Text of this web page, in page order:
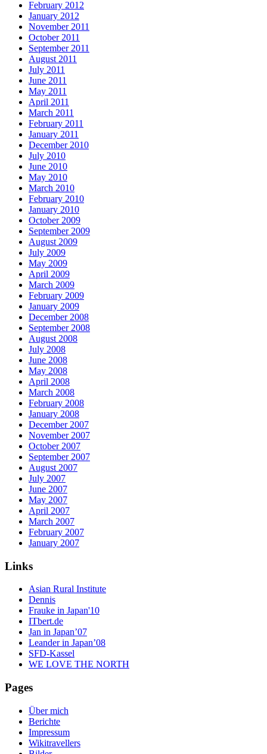
February 2012
January 2012
November 2011
October 2011
September 2011
August 2011
July 2011
June 2011
May 2011
April 2011
March 2011
February 2011
January 2011
December 2010
July 2010
June 2010
May 2010
March 2010
February 2010
January 2010
October 2009
September 2009
August 2009
July 2009
May 2009
April 2009
March 2009
February 2009
January 2009
December 2008
September 2008
August 2008
July 2008
June 2008
May 2008
April 2008
March 2008
February 2008
January 2008
December 2007
November 2007
October 2007
September 2007
August 2007
July 2007
June 2007
May 2007
April 2007
March 2007
February 2007
January 2007
Links
Asian Rural Institute
Dennis
Frauke in Japan'10
ITbert.de
Jan in Japan’07
Leander in Japan’08
SFD-Kassel
WE LOVE THE NORTH
Pages
Über mich
Berichte
Impressum
Wikitravellers